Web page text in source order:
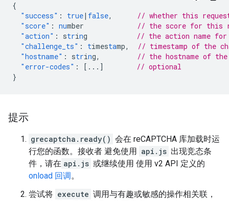
{
"success" : true| false,
// whether this
"score" : number
// the score for this
"action" : string
// the action name
"challenge_ts" : timestamp,
// timestamp of the
"hostname" : string,
// the hostname of the
"error-codes" : [ ... ]
// optional
}
提示
grecaptcha.ready() 会在 reCAPTCHA 库加载时运
行您的函数。接收者 避免使用 api.js 出现竞态条
件，请在 api.js 或继续使用 使用 v2 API 定义的
onload 回调。
尝试将 execute 调用与有趣或敏感的操作相关联，